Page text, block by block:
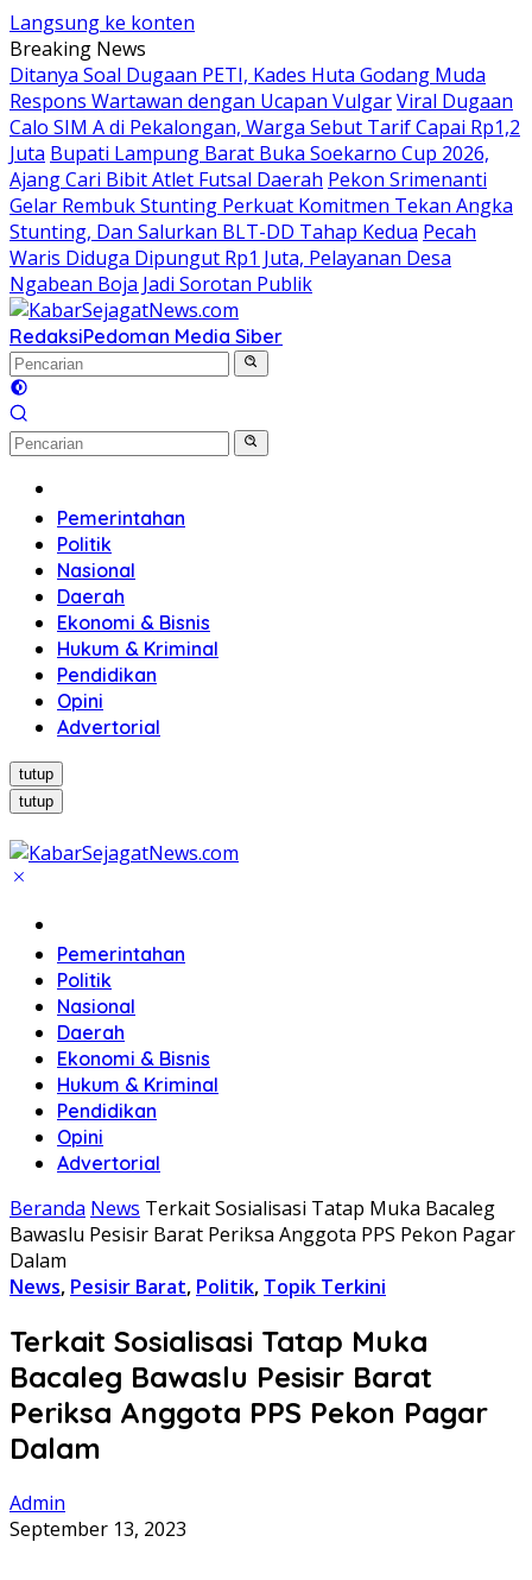
Langsung ke konten
Breaking News
Ditanya Soal Dugaan PETI, Kades Huta Godang Muda
Respons Wartawan dengan Ucapan VulgarViral Dugaan
Calo SIM A di Pekalongan, Warga Sebut Tarif Capai Rp1,2
Juta Bupati Lampung Barat Buka Soekarno Cup 2026,
Ajang Cari Bibit Atlet Futsal Daerah Pekon Srimenanti
Gelar Rembuk Stunting Perkuat Komitmen Tekan Angka
Stunting, Dan Salurkan BLT-DD Tahap Kedua Pecah
Waris Diduga Dipungut Rp1 Juta, Pelayanan Desa
Ngabean Boja Jadi Sorotan Publik
RedaksiPedoman Media Siber
Pemerintahan
Politik
Nasional
Daerah
Ekonomi & Bisnis
Hukum & Kriminal
Pendidikan
Opini
Advertorial
tutup
tutup
Pemerintahan
Politik
Nasional
Daerah
Ekonomi & Bisnis
Hukum & Kriminal
Pendidikan
Opini
Advertorial
Beranda News Terkait Sosialisasi Tatap Muka Bacaleg
Bawaslu Pesisir Barat Periksa Anggota PPS Pekon Pagar
Dalam
News, Pesisir Barat, Politik, Topik Terkini
Terkait Sosialisasi Tatap Muka
Bacaleg Bawaslu Pesisir Barat
Periksa Anggota PPS Pekon Pagar
Dalam
Admin
September 13, 2023